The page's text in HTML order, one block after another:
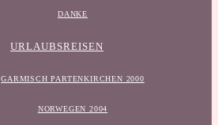
DANKE
URLAUBSREISEN
GARMISCH PARTENKIRCHEN 2000
NORWEGEN 2004